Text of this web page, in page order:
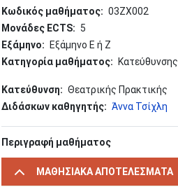
Κωδικός μαθήματος
03ΖΧ002
Μονάδες ECTS
5
Εξάμηνο
Εξάμηνο Ε ή Ζ
Κατηγορία μαθήματος
Κατεύθυνσης
Κατεύθυνση
Θεατρικής Πρακτικής
Διδάσκων καθηγητής
Άννα Τσίχλη
Περιγραφή μαθήματος
ΜΑΘΗΣΙΑΚΑ ΑΠΟΤΕΛΕΣΜΑΤΑ